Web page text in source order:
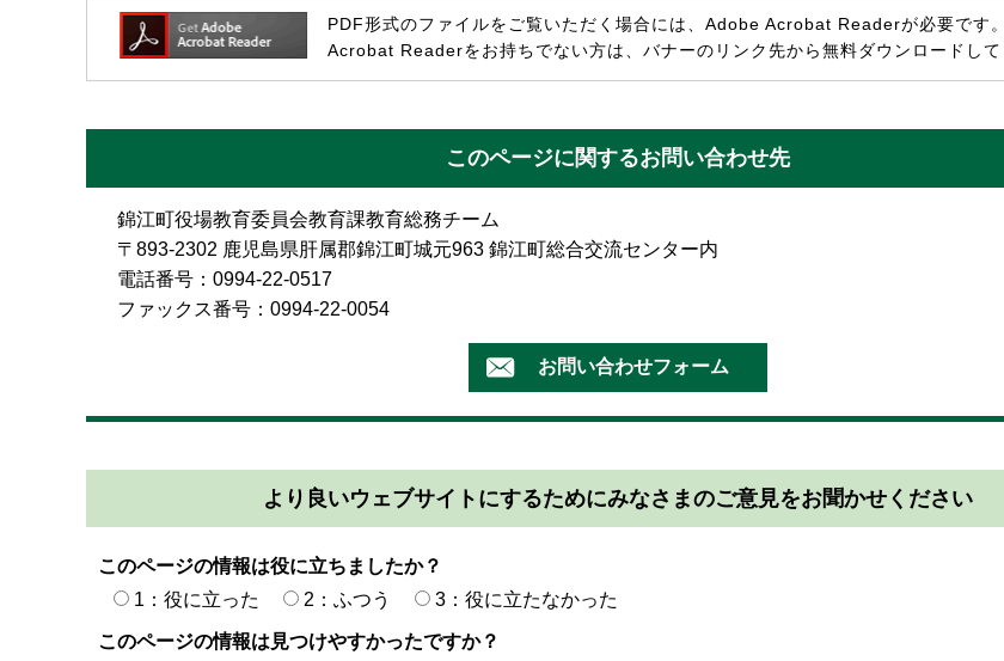
PDF形式のファイルをご覧いただく場合には、Adobe Acrobat Readerが必要です
Acrobat Readerをお持ちでない方は、バナーのリンク先から無料ダウンロードして
このページに関するお問い合わせ先
錦江町役場教育委員会教育課教育総務チーム
〒893-2302 鹿児島県肝属郡錦江町城元963 錦江町総合交流センター内
電話番号：0994-22-0517
ファックス番号：0994-22-0054
より良いウェブサイトにするためにみなさまのご意見をお聞かせください
このページの情報は役に立ちましたか？
1：役に立った
2：ふつう 3：役に立たなかった
このページの情報は見つけやすかったですか？